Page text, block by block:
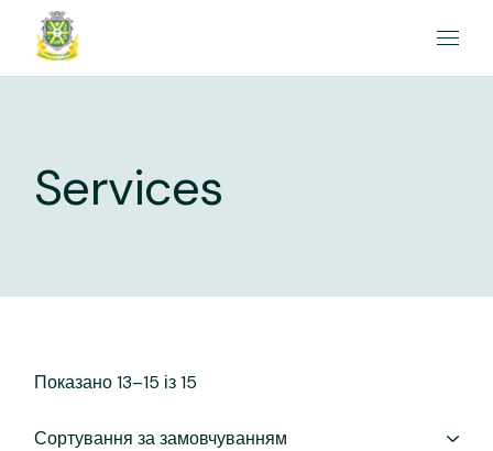
Перейти
вмісту
Services
Показано 13–15 із 15
Сортування за замовчуванням